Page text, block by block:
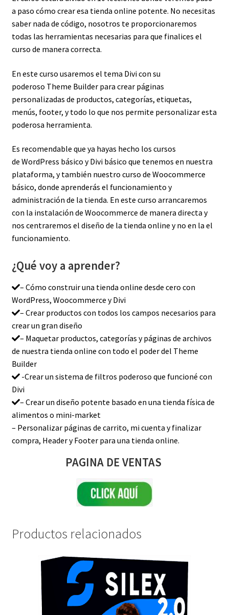
a paso cómo crear esa tienda online potente. No necesitas
saber nada de código, nosotros te proporcionaremos
todas las herramientas necesarias para que finalices el
curso de manera correcta.
En este curso usaremos el tema Divi con su
poderoso Theme Builder para crear páginas
personalizadas de productos, categorías, etiquetas,
menús, footer, y todo lo que nos permite personalizar esta
poderosa herramienta.
Es recomendable que ya hayas hecho los cursos
de WordPress básico y Divi básico que tenemos en nuestra
plataforma, y también nuestro curso de Woocommerce
básico, donde aprenderás el funcionamiento y
administración de la tienda. En este curso arrancaremos
con la instalación de Woocommerce de manera directa y
nos centraremos el diseño de la tienda online y no en la el
funcionamiento.
¿Qué voy a aprender?
– Cómo construir una tienda online desde cero con
WordPress, Woocommerce y Divi
– Crear productos con todos los campos necesarios para
crear un gran diseño
– Maquetar productos, categorías y páginas de archivos
de nuestra tienda online con todo el poder del Theme
Builder
-Crear un sistema de filtros poderoso que funcioné con
Divi
– Crear un diseño potente basado en una tienda física de
alimentos o mini-market
– Personalizar páginas de carrito, mi cuenta y finalizar
compra, Header y Footer para una tienda online.
PAGINA DE VENTAS
Productos relacionados